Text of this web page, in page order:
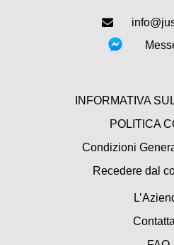
INFORMATIVA
POLITICA
Condizioni
Recedere dal